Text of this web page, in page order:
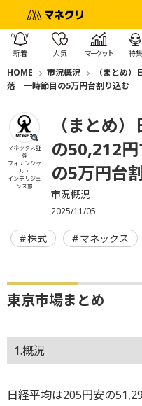
新着 人気 マーケット 特集
HOME 市況概況
（まとめ
落 一時節目の5万円台割り込む
マネックス証
券
フィナンシャ
ル・
インテリジェ
ンス部
（まとめ
の50,212
の5万円台
市況概況
2025/11/05
株式 マネックス
東京市場まとめ
1.概況
日経平均は205円安の